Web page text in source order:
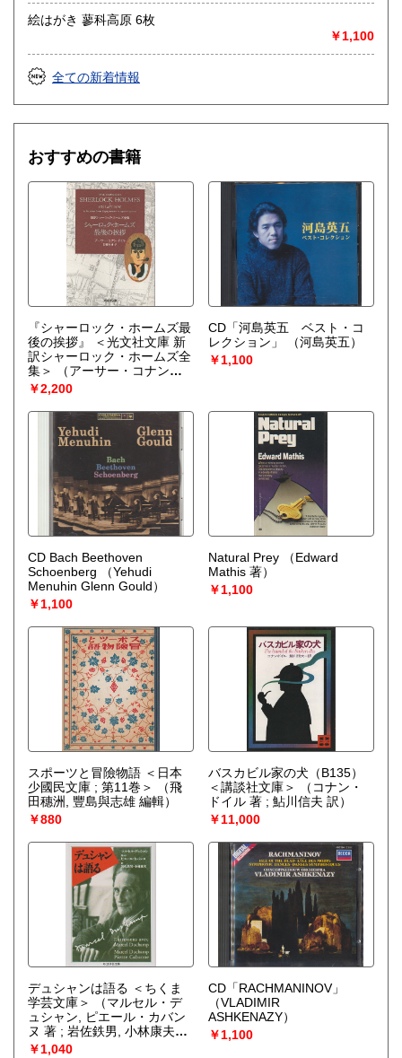
絵はがき 蓼科高原 6枚
￥1,100
全ての新着情報
おすすめの書籍
『シャーロック・ホームズ最
後の挨拶』 ＜光文社文庫 新
訳シャーロック・ホームズ全
集＞
（アーサー・コナン・
ドイル 著 ; 日暮雅通 訳）
￥2,200
CD「河島英五 ベスト・コ
レクション」
（河島英五）
￥1,100
CD Bach Beethoven
Schoenberg
（Yehudi
Menuhin Glenn Gould）
￥1,100
Natural Prey
（Edward
Mathis 著）
￥1,100
スポーツと冒險物語 ＜日本
少國民文庫 ; 第11巻＞
（飛
田穗洲, 豐島與志雄 編輯）
￥880
バスカビル家の犬（B135）
＜講談社文庫＞
（コナン・
ドイル 著 ; 鮎川信夫 訳）
￥11,000
デュシャンは語る ＜ちくま
学芸文庫＞
（マルセル・デ
ュシャン, ピエール・カバン
ヌ 著 ; 岩佐鉄男, 小林康夫
訳）
￥1,040
CD「RACHMANINOV」
（VLADIMIR
ASHKENAZY）
￥1,100